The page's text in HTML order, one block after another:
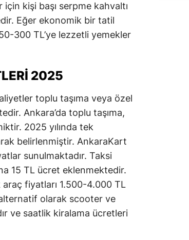
kişi başı serpme kahvaltı
Eğer ekonomik bir tatil
300 TL’ye lezzetli yemekler
2025
toplu taşıma veya özel
Ankara’da toplu taşıma,
2025 yılında tek
belirlenmiştir. AnkaraKart
sunulmaktadır. Taksi
15 TL ücret eklenmektedir.
fiyatları 1.500-4.000 TL
olarak scooter ve
ve saatlik kiralama ücretleri